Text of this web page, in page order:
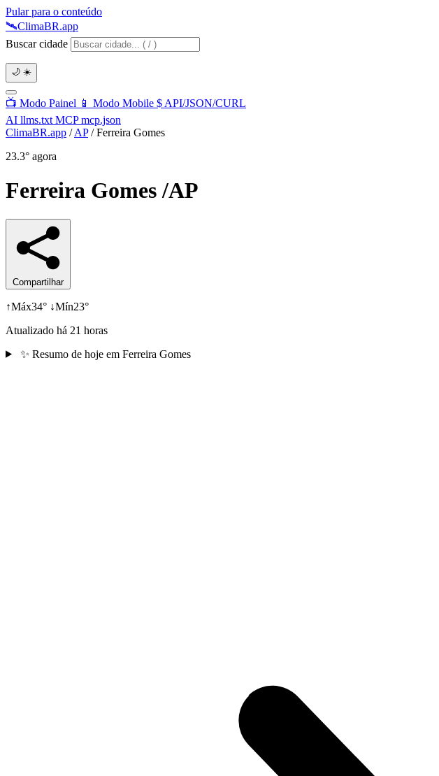
Pular para o conteúdo
🛰️ClimaBR.app
Buscar cidade
🌙 ☀️
📺 Modo Painel 📱 Modo Mobile $ API/JSON/CURL
AI llms.txt MCPmcp.json
ClimaBR.app / AP / Ferreira Gomes
23.3° agora
Ferreira Gomes/AP
Compartilhar
↑Máx34° ↓Mín23°
Atualizado há 21 horas
✨ Resumo de hoje em Ferreira Gomes